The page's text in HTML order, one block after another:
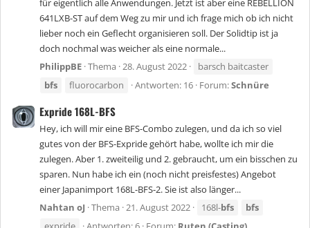
für eigentlich alle Anwendungen. Jetzt ist aber eine REBELLION
641LXB-ST auf dem Weg zu mir und ich frage mich ob ich nicht
lieber noch ein Geflecht organisieren soll. Der Solidtip ist ja
doch nochmal was weicher als eine normale...
PhilippBE Thema 28. August 2022
barsch baitcaster
bfs
fluorocarbon Antworten: 16 Forum:Schnüre
Expride 168L-BFS
Hey, ich will mir eine BFS-Combo zulegen, und da ich so viel
gutes von der BFS-Expride gehört habe, wollte ich mir die
zulegen. Aber 1. zweiteilig und 2. gebraucht, um ein bisschen zu
sparen. Nun habe ich ein (noch nicht preisfestes) Angebot
einer Japanimport 168L-BFS-2. Sie ist also länger...
Nahtan oJ Thema 21. August 2022 168l-bfs
bfs